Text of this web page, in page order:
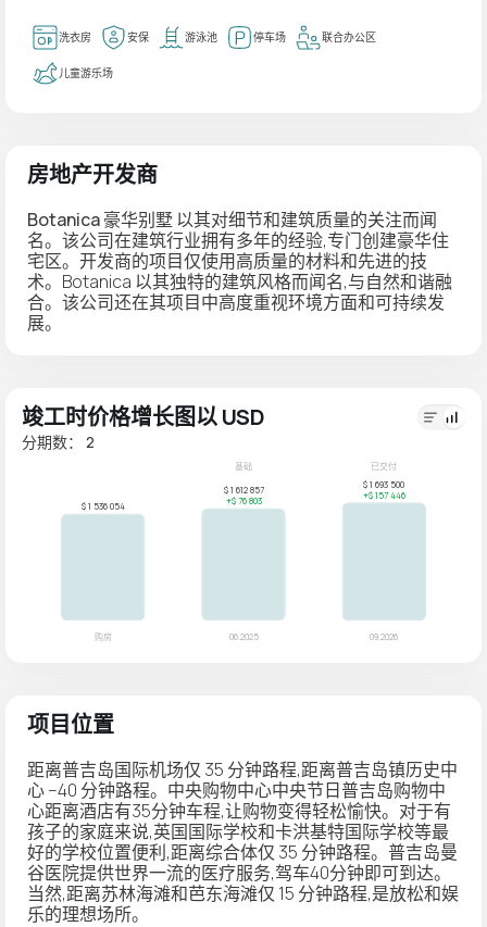
洗衣房 安保 游泳池 停车场 联合办公区
儿童游乐场
房地产开发商
Botanica 豪华别墅以其对细节和建筑质量的关注而闻
名。该公司在建筑行业拥有多年的经验,专门创建豪华住
宅区。开发商的项目仅使用高质量的材料和先进的技
术。Botanica 以其独特的建筑风格而闻名,与自然和谐融
合。该公司还在其项目中高度重视环境方面和可持续发
展。
竣工时价格增长图以 USD
分期数： 2
项目位置
距离普吉岛国际机场仅 35 分钟路程,距离普吉岛镇历史中
心 –40 分钟路程。中央购物中心中央节日普吉岛购物中
心距离酒店有35分钟车程,让购物变得轻松愉快。对于有
孩子的家庭来说,英国国际学校和卡洪基特国际学校等最
好的学校位置便利,距离综合体仅 35 分钟路程。普吉岛曼
谷医院提供世界一流的医疗服务,驾车40分钟即可到达。
当然,距离苏林海滩和芭东海滩仅 15 分钟路程,是放松和娱
乐的理想场所。